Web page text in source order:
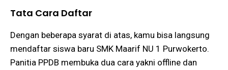
Tata Cara Daftar
Dengan beberapa syarat di atas, kamu bisa langsung
mendaftar siswa baru SMK Maarif NU 1 Purwokerto.
Panitia PPDB membuka dua cara yakni offline dan